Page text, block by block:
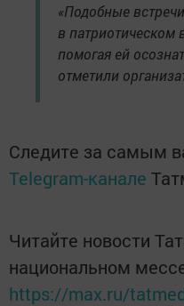
«Подобные
в патриотическом
помогая ей
отметили
Следите за самым
Telegram-канале
Читайте новости
национальном
https://max.ru/